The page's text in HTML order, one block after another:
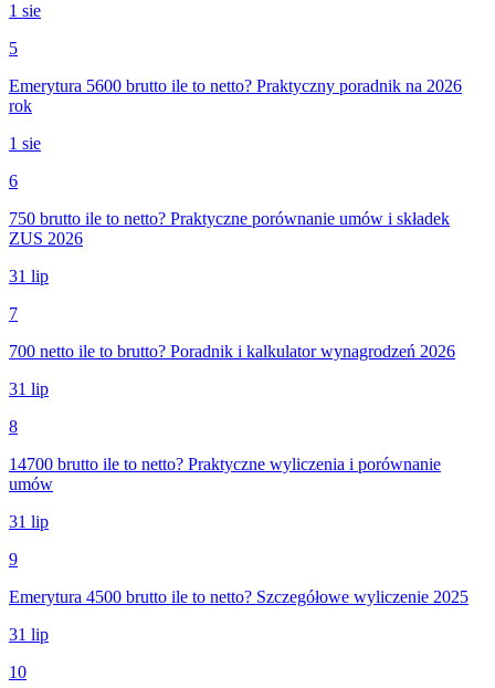
1 sie
5
Emerytura 5600 brutto ile to netto? Praktyczny poradnik na 2026
rok
1 sie
6
750 brutto ile to netto? Praktyczne porównanie umów i składek
ZUS 2026
31 lip
7
700 netto ile to brutto? Poradnik i kalkulator wynagrodzeń 2026
31 lip
8
14700 brutto ile to netto? Praktyczne wyliczenia i porównanie
umów
31 lip
9
Emerytura 4500 brutto ile to netto? Szczegółowe wyliczenie 2025
31 lip
10